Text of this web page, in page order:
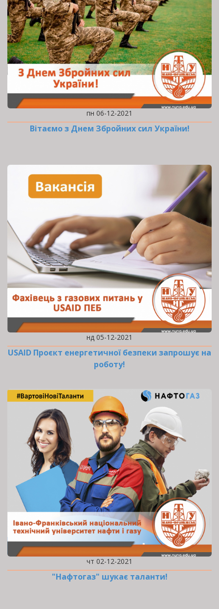
пн 06-12-2021
Вітаємо з Днем Збройних сил України!
нд 05-12-2021
USAID Проєкт енергетичної безпеки запрошує на
роботу!
чт 02-12-2021
"Нафтогаз" шукає таланти!